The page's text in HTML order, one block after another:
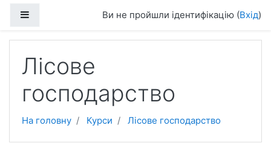
Ви не пройшли ідентифікацію (Вхід)
Лісове
господарство
На головну Курси Лісове господарство